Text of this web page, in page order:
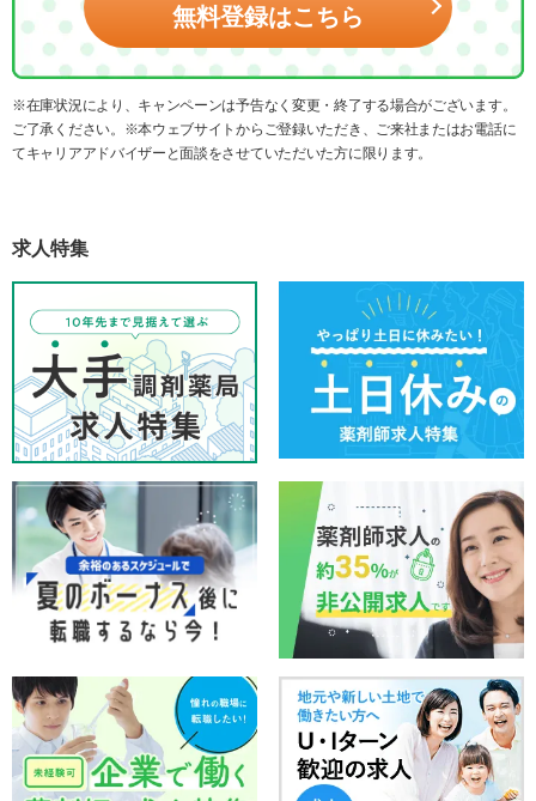
無料登録はこちら
※在庫状況により、キャンペーンは予告なく変更・終了する場合がございます。
ご了承ください。※本ウェブサイトからご登録いただき、ご来社またはお電話に
てキャリアアドバイザーと面談をさせていただいた方に限ります。
求人特集